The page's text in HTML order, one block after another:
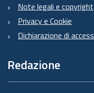
Note legali e copyright
Privacy e Cookie
Dichiarazione di
Redazione